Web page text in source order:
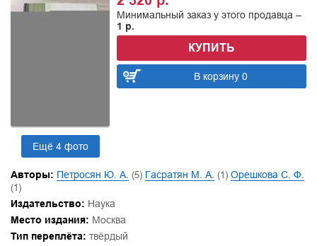
Ещё 4 фото
Минимальный заказ у этого продавца –
1 р.
КУПИТЬ
В корзину 0
Авторы: Петросян Ю. А. (5) Гасратян М. А. (1) Орешкова С. Ф.
(1)
Издательство: Наука
Место издания: Москва
Тип переплёта: твёрдый